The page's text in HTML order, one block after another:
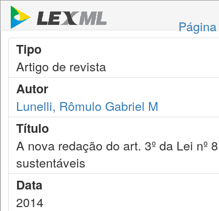
Tipo
Artigo de revista
Autor
Lunelli, Rômulo Gabriel M
Título
A nova redação do art. 3º da Lei
sustentáveis
Data
2014